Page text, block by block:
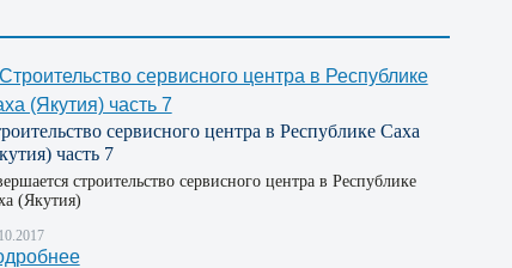
сервисного центра в Республике Саха
часть 7
строительство сервисного центра в Республике
(Якутия)